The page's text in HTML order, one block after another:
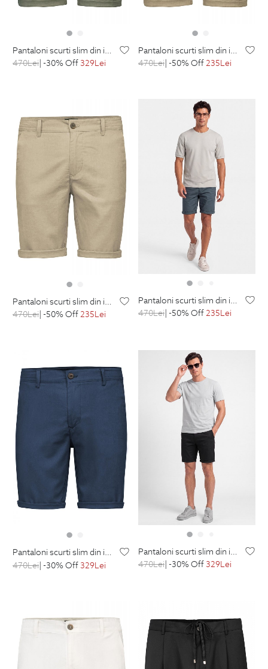
pantaloni scurti slim din in kaki uni
470Lei| -30% Off329Lei
pantaloni scurti slim din in bej uni
470Lei| -50% Off235Lei
pantaloni scurti slim din in grej uni
470Lei| -50% Off235Lei
pantaloni scurti slim din in bleu uni
470Lei| -50% Off235Lei
pantaloni scurti slim din in albastri uni
470Lei| -30% Off329Lei
pantaloni scurti slim din in negri uni
470Lei| -30% Off329Lei